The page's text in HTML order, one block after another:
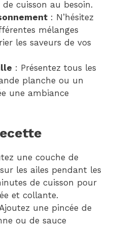
cuisson au besoin.
: N’hésitez
mélanges
les saveurs de vos
: Présentez tous les
planche ou un
une ambiance
une couche de
les ailes pendant les
de cuisson pour
et collante.
une pincée de
ou de sauce